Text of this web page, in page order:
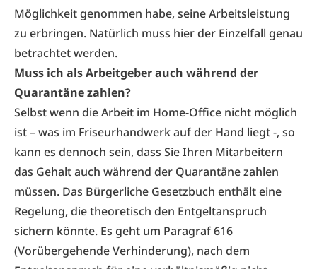
Möglichkeit genommen habe, seine Arbeitsleistung
zu erbringen. Natürlich muss hier der Einzelfall genau
betrachtet werden.
Muss ich als Arbeitgeber auch während der
Quarantäne zahlen?
Selbst wenn die Arbeit im Home-Office nicht möglich
ist – was im Friseurhandwerk auf der Hand liegt -, so
kann es dennoch sein, dass Sie Ihren Mitarbeitern
das Gehalt auch während der Quarantäne zahlen
müssen. Das Bürgerliche Gesetzbuch enthält eine
Regelung, die theoretisch den Entgeltanspruch
sichern könnte. Es geht um Paragraf 616
(Vorübergehende Verhinderung), nach dem